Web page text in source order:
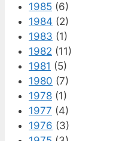
1985 (6)
1984 (2)
1983 (1)
1982 (11)
1981 (5)
1980 (7)
1978 (1)
1977 (4)
1976 (3)